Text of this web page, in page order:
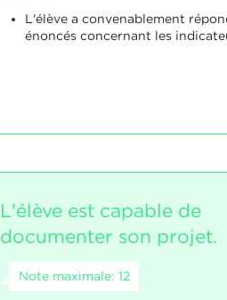
L'élève a convenablement
énoncés concernant les
L'élève est capable de
documenter son projet.
Note maximale: 12